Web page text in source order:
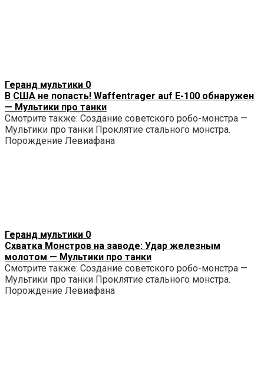
Геранд мультики 0
В США не попасть! Waffentrager auf E-100 обнаружен
— Мультики про танки
Смотрите также: Создание советского робо-монстра —
Мультики про танки Проклятие стального монстра.
Порождение Левиафана
Геранд мультики 0
Схватка Монстров на заводе: Удар железным
молотом — Мультики про танки
Смотрите также: Создание советского робо-монстра —
Мультики про танки Проклятие стального монстра.
Порождение Левиафана